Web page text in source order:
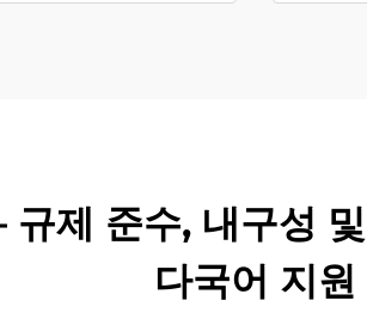
규제 준수, 내구성
다국어 지원